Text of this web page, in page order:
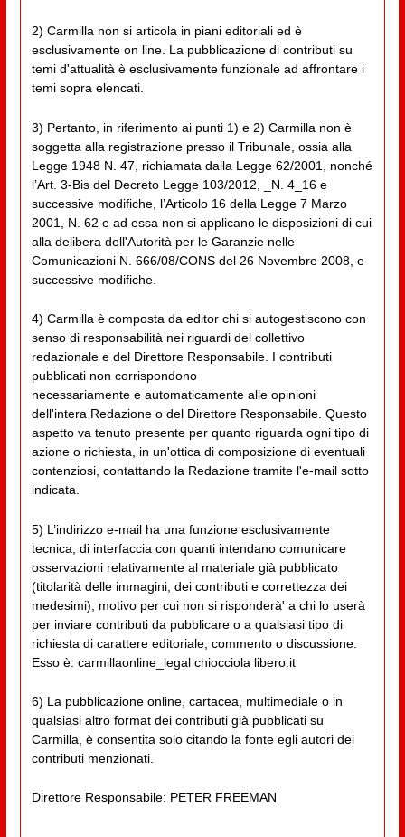
2) Carmilla non si articola in piani editoriali ed è
esclusivamente on line. La pubblicazione di contributi su
temi d'attualità è esclusivamente funzionale ad affrontare i
temi sopra elencati.
3) Pertanto, in riferimento ai punti 1) e 2) Carmilla non è
soggetta alla registrazione presso il Tribunale, ossia alla
Legge 1948 N. 47, richiamata dalla Legge 62/2001, nonché
l’Art. 3-Bis del Decreto Legge 103/2012, _N. 4_16 e
successive modifiche, l’Articolo 16 della Legge 7 Marzo
2001, N. 62 e ad essa non si applicano le disposizioni di cui
alla delibera dell'Autorità per le Garanzie nelle
Comunicazioni N. 666/08/CONS del 26 Novembre 2008, e
successive modifiche.
4) Carmilla è composta da editor chi si autogestiscono con
senso di responsabilità nei riguardi del collettivo
redazionale e del Direttore Responsabile. I contributi
pubblicati non corrispondono
necessariamente e automaticamente alle opinioni
dell'intera Redazione o del Direttore Responsabile. Questo
aspetto va tenuto presente per quanto riguarda ogni tipo di
azione o richiesta, in un'ottica di composizione di eventuali
contenziosi, contattando la Redazione tramite l'e-mail sotto
indicata.
5) L’indirizzo e-mail ha una funzione esclusivamente
tecnica, di interfaccia con quanti intendano comunicare
osservazioni relativamente al materiale già pubblicato
(titolarità delle immagini, dei contributi e correttezza dei
medesimi), motivo per cui non si risponderà' a chi lo userà
per inviare contributi da pubblicare o a qualsiasi tipo di
richiesta di carattere editoriale, commento o discussione.
Esso è: carmillaonline_legal chiocciola libero.it
6) La pubblicazione online, cartacea, multimediale o in
qualsiasi altro format dei contributi già pubblicati su
Carmilla, è consentita solo citando la fonte egli autori dei
contributi menzionati.
Direttore Responsabile: PETER FREEMAN